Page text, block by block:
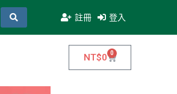
註冊 登入
NT$0 0